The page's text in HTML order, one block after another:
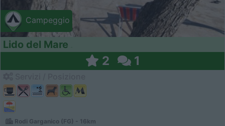
Campeggio
Lido del Mare
2 1
Rodi Garganico (FG) - 16km